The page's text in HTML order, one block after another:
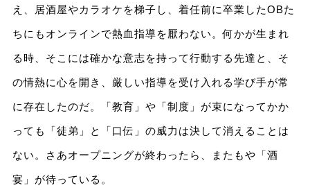
え、居酒屋やカラオケを梯⼦し、着任前に卒業したOBた
ちにもオンラインで熱⾎指導を厭わない。何かが⽣まれ
る時、そこには確かな意志を持って⾏動する先達と、そ
の情熱に⼼を開き、厳しい指導を受け⼊れる学び⼿が常
に存在したのだ。「教育」や「制度」が束になってかか
っても「徒弟」と「⼝伝」の威⼒は決して消えることは
ない。さあオープニングが終わったら、またもや「酒
宴」が待っている。